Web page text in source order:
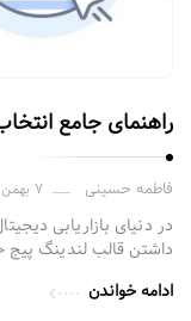
راهنمای جامع
فاطمه حسینی ۷ بهمن ۱۴۰۳
در دنیای بازاریابی
داشتن قالب لندینگ پیج
ادامه خواندن